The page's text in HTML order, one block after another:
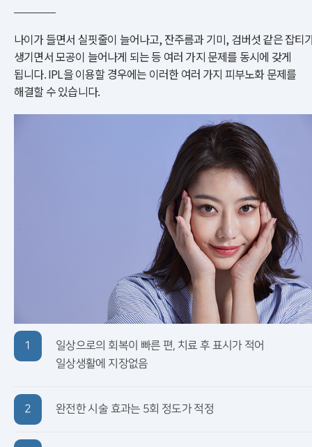
나이가 들면서 실핏줄이 늘어나고, 잔주름과 기미, 검버섯 같은 잡티
생기면서 모공이 늘어나게 되는 등 여러 가지 문제를 동시에 갖게
됩니다. IPL을 이용할 경우에는 이러한 여러 가지 피부노화 문제를
해결할 수 있습니다.
1
일상으로의 회복이 빠른 편, 치료 후 표시가 적어
일상생활에 지장없음
2 완전한 시술 효과는 5회 정도가 적정